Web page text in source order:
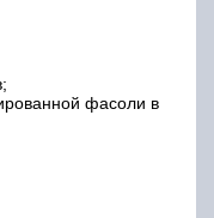
фасоли в